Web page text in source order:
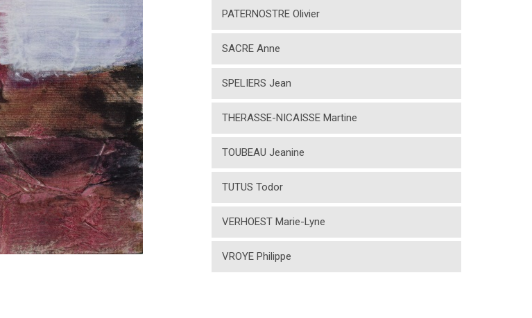
PATERNOSTRE Olivier
SACRE Anne
SPELIERS Jean
THERASSE-NICAISSE Martine
TOUBEAU Jeanine
TUTUS Todor
VERHOEST Marie-Lyne
VROYE Philippe